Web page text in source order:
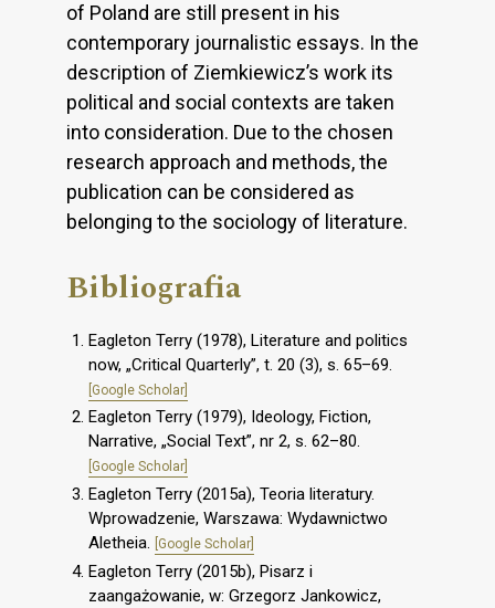
of Poland are still present in his
contemporary journalistic essays. In the
description of Ziemkiewicz’s work its
political and social contexts are taken
into consideration. Due to the chosen
research approach and methods, the
publication can be considered as
belonging to the sociology of literature.
Bibliografia
Eagleton Terry (1978), Literature and politics
now, „Critical Quarterly”, t. 20 (3), s. 65–69.
[Google Scholar]
Eagleton Terry (1979), Ideology, Fiction,
Narrative, „Social Text”, nr 2, s. 62–80.
[Google Scholar]
Eagleton Terry (2015a), Teoria literatury.
Wprowadzenie, Warszawa: Wydawnictwo
Aletheia.
[Google Scholar]
Eagleton Terry (2015b), Pisarz i
zaangażowanie, w: Grzegorz Jankowicz,